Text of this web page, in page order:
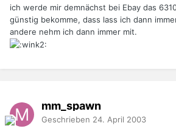
ich werde mir demnächst bei Ebay das
günstig bekomme, dass lass ich dann
andere nehm ich dann immer mit.
mm_spawn
Geschrieben 24. April 2003